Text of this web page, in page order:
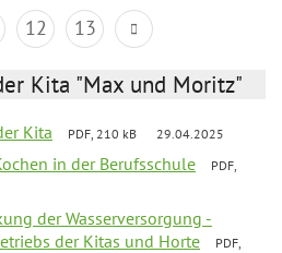
12 13
Kita "Max und Moritz"
Kita PDF, 210 kB 29.04.2025
in der Berufsschule
PDF,
der Wasserversorgung -
der Kitas und Horte
PDF,